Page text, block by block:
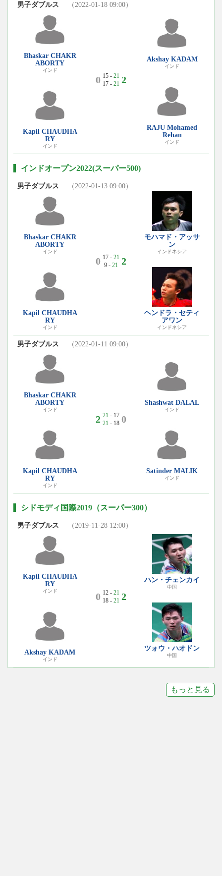
男子ダブルス （2022-01-18 09:00）
Bhaskar CHAKR
ABORTY
インド
Kapil CHAUDHA
RY
インド
0 15 - 21
17 - 21 2
Akshay KADAM
インド
RAJU Mohamed
Rehan
インド
インドオープン2022(スーパー500)
男子ダブルス （2022-01-13 09:00）
Bhaskar CHAKR
ABORTY
インド
Kapil CHAUDHA
RY
インド
0 17 - 21
9 - 21 2
モハマド・アッサ
ン
インドネシア
ヘンドラ・セティ
アワン
インドネシア
男子ダブルス （2022-01-11 09:00）
Bhaskar CHAKR
ABORTY
インド
Kapil CHAUDHA
RY
インド
2 21 - 17
21 - 18 0
Shashwat DALAL
インド
Satinder MALIK
インド
シドモディ国際2019（スーパー300）
男子ダブルス （2019-11-28 12:00）
Kapil CHAUDHA
RY
インド
Akshay KADAM
インド
0 12 - 21
18 - 21 2
ハン・チェンカイ
中国
ツォウ・ハオドン
中国
もっと見る